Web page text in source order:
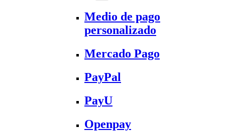
Medio de pago
personalizado
Mercado Pago
PayPal
PayU
Openpay